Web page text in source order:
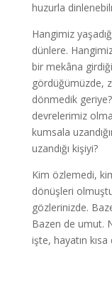
huzurla
Hangimiz
dünlere.
bir mekâna
gördüğümüzde,
dönmedik geriye?
devrelerimiz
kumsala
uzandığı kişiyi?
Kim özlemedi,
dönüşleri
gözlerinizde.
Bazen de umut.
işte, hayatın